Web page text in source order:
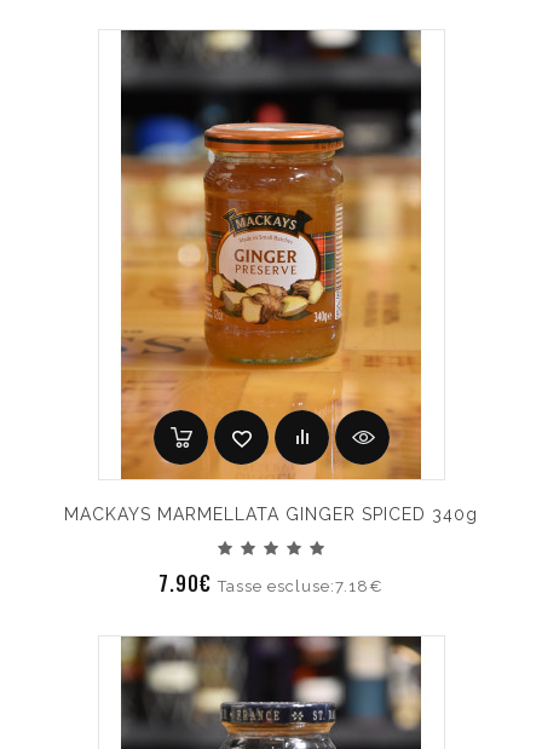
MACKAYS MARMELLATA GINGER SPICED 340g
7.90€Tasse escluse:7.18€